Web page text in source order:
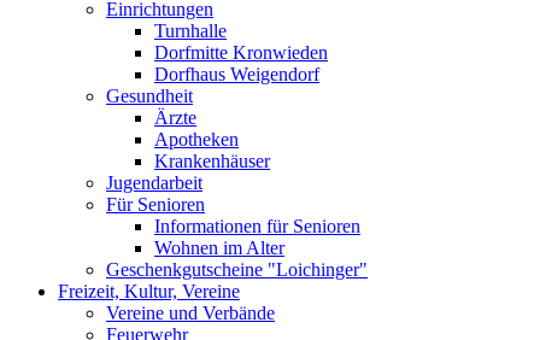
Einrichtungen
Turnhalle
Dorfmitte Kronwieden
Dorfhaus Weigendorf
Gesundheit
Ärzte
Apotheken
Krankenhäuser
Jugendarbeit
Für Senioren
Informationen für Senioren
Wohnen im Alter
Geschenkgutscheine "Loichinger"
Freizeit, Kultur, Vereine
Vereine und Verbände
Feuerwehr